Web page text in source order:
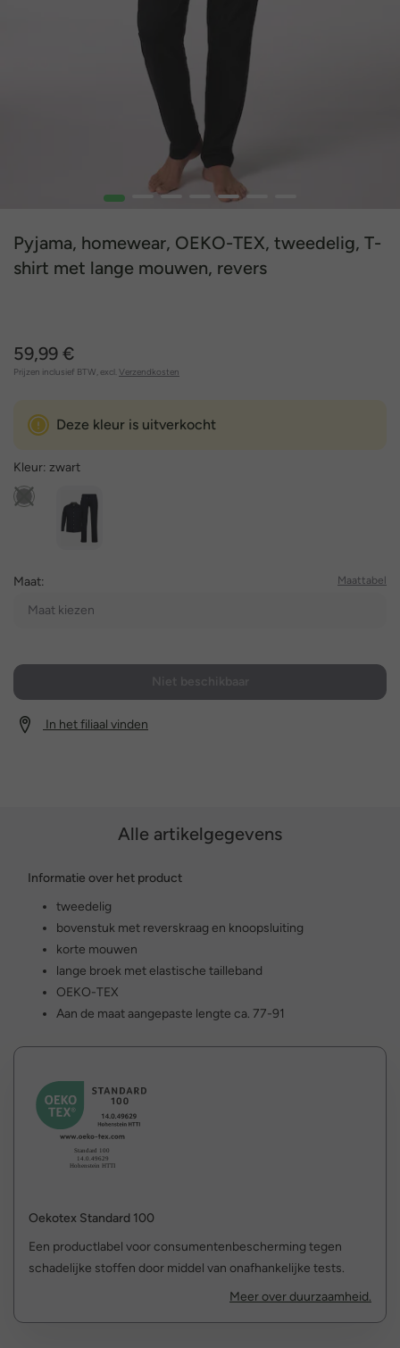
1 5
Pyjama, homewear, OEKO-TEX, tweedelig, T-
shirt met lange mouwen, revers
59,99 €
Prijzen inclusief BTW, excl. Verzendkosten
Deze kleur is uitverkocht
Kleur: zwart
Maat: Maattabel
Maat kiezen
In het filiaal vinden
Alle artikelgegevens
Informatie over het product
tweedelig
bovenstuk met reverskraag en knoopsluiting
korte mouwen
lange broek met elastische tailleband
OEKO-TEX
Aan de maat aangepaste lengte ca. 77-91
Oekotex Standard 100
Een productlabel voor consumentenbescherming tegen
schadelijke stoffen door middel van onafhankelijke tests.
Meer over duurzaamheid.